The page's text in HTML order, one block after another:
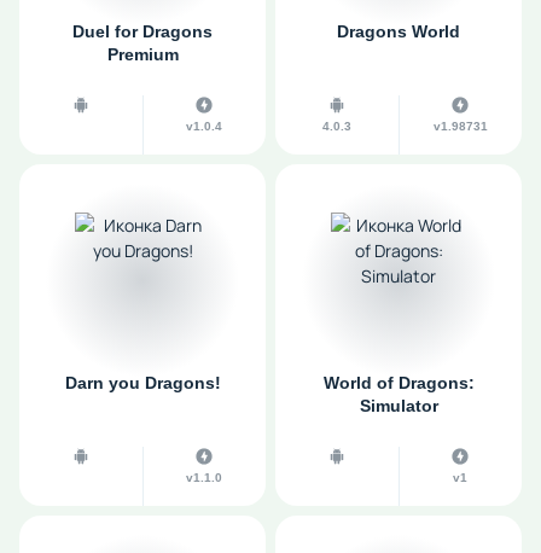
Duel for Dragons
Premium
v1.0.4
Dragons World
4.0.3 v1.98731
Darn you Dragons!
v1.1.0
World of Dragons:
Simulator
v1